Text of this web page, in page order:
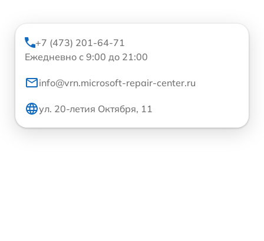
+7 (473) 201-64-71
Ежедневно с 9:00 до 21:00
info@vrn.microsoft-repair-center.ru
ул. 20-летия Октября, 11